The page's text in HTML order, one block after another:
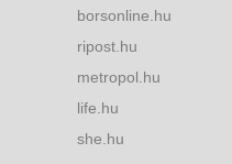
borsonline.hu
ripost.hu
metropol.hu
life.hu
she.hu